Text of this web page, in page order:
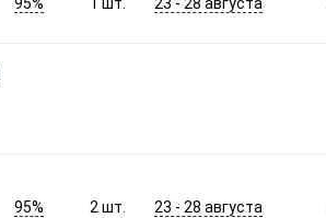
95% 2 шт. 23 - 28 августа